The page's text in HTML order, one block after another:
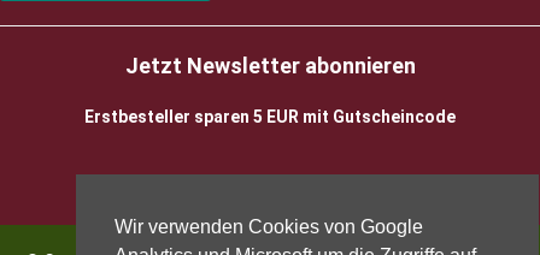
Wir verwenden Cookies von Google
Jetzt Newsletter abonnieren
Erstbesteller sparen 5 EUR mit Gutscheincode